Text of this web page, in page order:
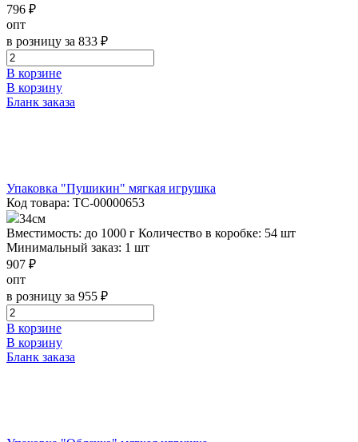
796 ₽
опт
в розницу за 833 ₽
В корзине
В корзину
Бланк заказа
Упаковка "Пушикин" мягкая игрушка
Код товара: ТС-00000653
34см
Вместимость: до 1000 г Количество в коробке: 54 шт
Минимальный заказ: 1 шт
907 ₽
опт
в розницу за 955 ₽
В корзине
В корзину
Бланк заказа